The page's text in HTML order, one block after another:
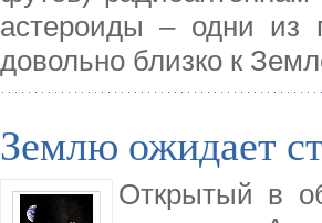
астероиды – одни из
довольно близко к
Землю ожидает
Открытый в